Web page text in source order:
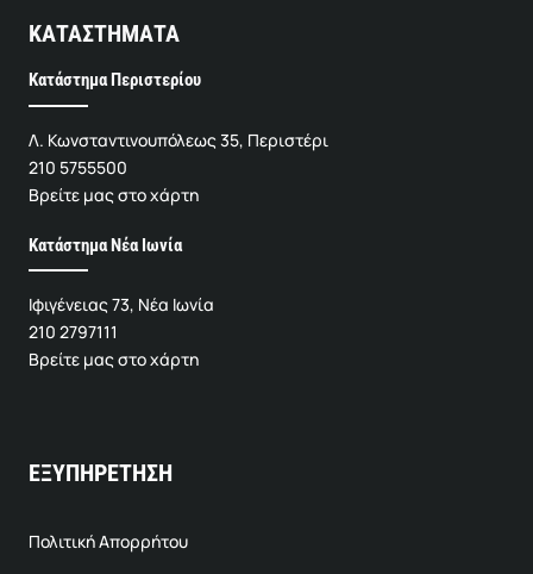
ΚΑΤΑΣΤΗΜΑΤΑ
Κατάστημα Περιστερίου
Λ. Κωνσταντινουπόλεως 35, Περιστέρι
210 5755500
Βρείτε μας στο χάρτη
Κατάστημα Νέα Ιωνία
Ιφιγένειας 73, Νέα Ιωνία
210 2797111
Βρείτε μας στο χάρτη
ΕΞΥΠΗΡΕΤΗΣΗ
Πολιτική Απορρήτου